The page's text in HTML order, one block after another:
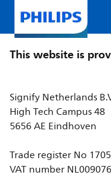
This website is
Signify Netherlands
High Tech Campus 48
5656 AE Eindhoven
Trade register No
VAT number